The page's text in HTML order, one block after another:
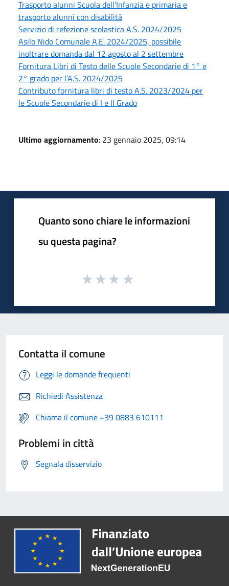
Trasporto alunni Scuola dell’Infanzia e primaria e
trasporto alunni con disabilità
Servizio di refezione scolastica A.S. 2024/2025
Asilo Nido Comunale A.E. 2024/2025, possibile
inoltrare domanda dal 12 agosto al 2 settembre
Fornitura Libri di Testo delle Scuole Secondarie di 1° e
2° grado per l’A.S. 2024/2025
Contributo fornitura libri di testo A.S. 2023/2024 per
le Scuole Secondarie di I e II Grado
Ultimo aggiornamento: 23 gennaio 2025, 09:14
Quanto sono chiare le informazioni
su questa pagina?
Contatta il comune
Leggi le domande frequenti
Richiedi Assistenza
Chiama il comune +39 0883 610111
Problemi in città
Segnala disservizio